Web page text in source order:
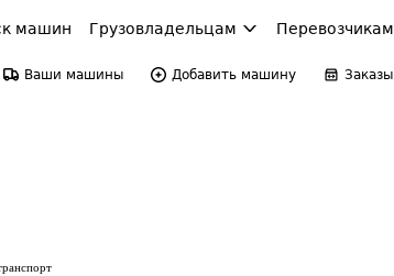
машин Грузовладельцам Перевозчикам
Ваши машины Добавить машину Заказы